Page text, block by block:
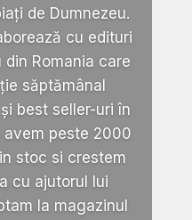
de Dumnezeu.
cu edituri
Romania care
săptămânal
best seller-uri în
avem peste 2000
stoc si crestem
cu ajutorul lui
la magazinul